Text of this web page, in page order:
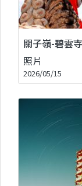
關子嶺-碧雲寺
照片
2026/05/15